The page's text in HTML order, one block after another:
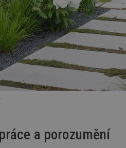
a porozumění
_hjFirstSeen
counter